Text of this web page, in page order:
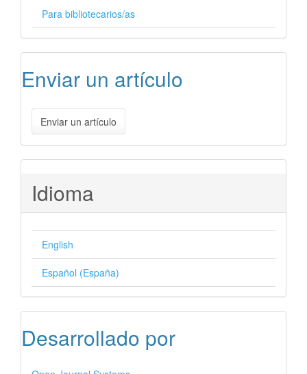
Para bibliotecarios/as
Enviar un artículo
Enviar un artículo
Idioma
English
Español (España)
Desarrollado por